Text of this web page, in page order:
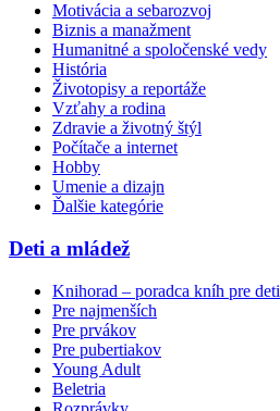
Motivácia a sebarozvoj
Biznis a manažment
Humanitné a spoločenské vedy
História
Životopisy a reportáže
Vzťahy a rodina
Zdravie a životný štýl
Počítače a internet
Hobby
Umenie a dizajn
Ďalšie kategórie
Deti a mládež
Knihorad – poradca kníh pre deti
Pre najmenších
Pre prvákov
Pre pubertiakov
Young Adult
Beletria